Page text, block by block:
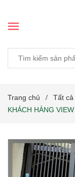
Trang chủ / Tất
KHÁCH HÀNG